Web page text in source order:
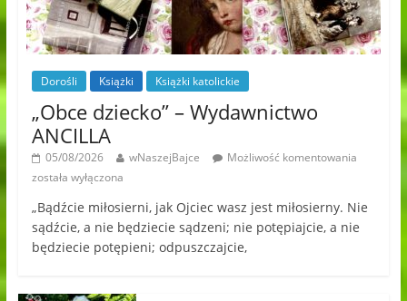
Dorośli Książki Książki katolickie
„Obce dziecko” – Wydawnictwo
ANCILLA
05/08/2026 wNaszejBajce
Możliwość komentowania
została wyłączona
„Bądźcie miłosierni, jak Ojciec wasz jest miłosierny. Nie
sądźcie, a nie będziecie sądzeni; nie potępiajcie, a nie
będziecie potępieni; odpuszczajcie,